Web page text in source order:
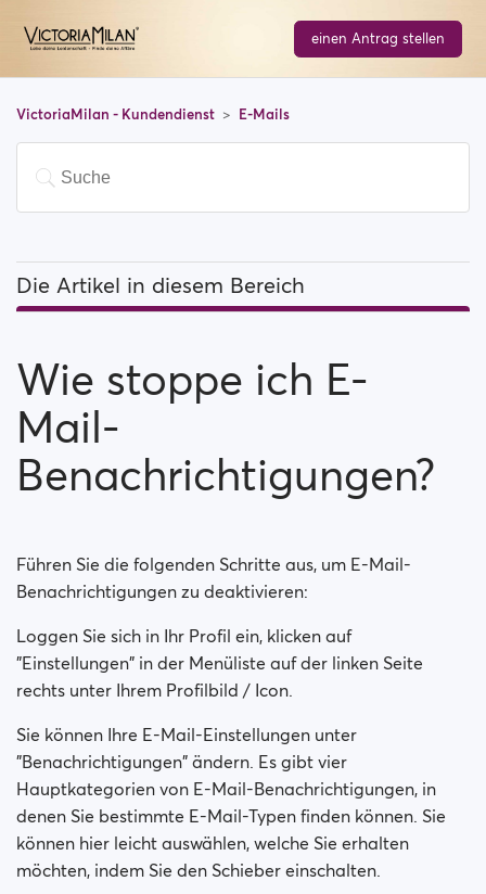
einen Antrag stellen
VictoriaMilan - Kundendienst E-Mails
Die Artikel in diesem Bereich
Warum muss ich meine E-Mail-Adresse bestätigen,
um mich registrieren zu können?
Wie kann ich Kontakt mit dem Support-Team
aufnehmen?
Wie stoppe ich E-
Mail-
Benachrichtigungen?
Führen Sie die folgenden Schritte aus, um E-Mail-
Benachrichtigungen zu deaktivieren:
Loggen Sie sich in Ihr Profil ein, klicken auf
"Einstellungen" in der Menüliste auf der linken Seite
rechts unter Ihrem Profilbild / Icon.
Sie können Ihre E-Mail-Einstellungen unter
"Benachrichtigungen" ändern. Es gibt vier
Hauptkategorien von E-Mail-Benachrichtigungen, in
denen Sie bestimmte E-Mail-Typen finden können. Sie
können hier leicht auswählen, welche Sie erhalten
möchten, indem Sie den Schieber einschalten.